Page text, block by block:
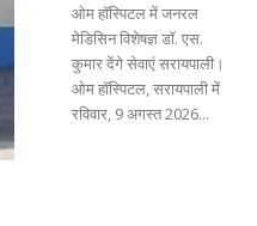
ओम हॉस्पिटल में जनरल
मेडिसिन विशेषज्ञ डॉ. एस.
कुमार देंगे सेवाएं सरायपाली।
ओम हॉस्पिटल, सरायपाली में
रविवार, 9 अगस्त 2026...